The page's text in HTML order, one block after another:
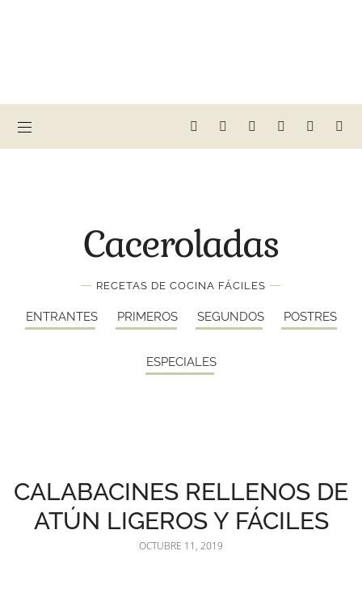
Caceroladas
— RECETAS DE COCINA FÁCILES —
ENTRANTES PRIMEROS SEGUNDOS POSTRES
ESPECIALES
CALABACINES RELLENOS DE
ATÚN LIGEROS Y FÁCILES
OCTUBRE 11, 2019